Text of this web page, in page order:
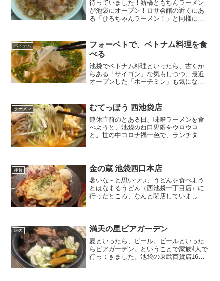
待っていました！新橋ともちんラーメン
が池袋にオープン！ロサ会館の近くにあ
る「ひろちゃんラーメン！」と同様に、
ろちゃんラーメン！を食べた時の記事は
こちら）雨も降っているか...
ベトナム
フォーベトで、ベトナム料理を食
べる
池袋でベトナム料理といったら、古くか
らある「サイゴン」な気もしつつ、最近
オープンした「ホーチミン」も気になり
で、23時まで営業してくれているのはと
てもありがたいです。突き...
ラーメン むてっぽう 西池袋店
連休直前のとある日、味噌ラーメンを食
べようと、池袋の西口界隈をウロウロ
と。世の中コロナ禍一色で、ランチタイ
店」さんです。富山にお店...
洋食 金の蔵 池袋西口本店
暑いな～と思いつつ、うどんを食べよう
とはなまるうどん（西池袋一丁目店）に
行ったところ、なんと閉店していまし
居酒屋ランチを食べることにし...
焼肉 満天の星ビアガーデン
夏といったら、ビール。ビールといった
らビアガーデン。ということで家族4人で
行ってきました。池袋の東武百貨店16階